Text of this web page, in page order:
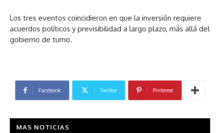
Los tres eventos coincidieron en que la inversión requiere
acuerdos políticos y previsibilidad a largo plazo, más allá del
gobierno de turno.
Facebook Twitter Pinterest
MAS NOTICIAS